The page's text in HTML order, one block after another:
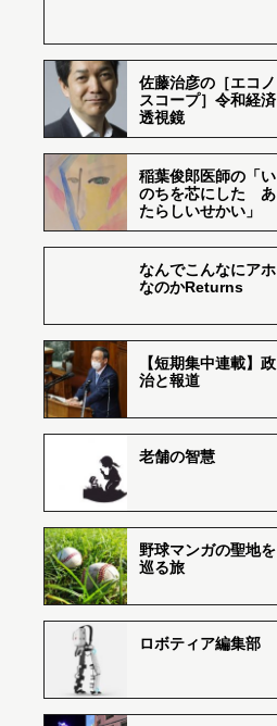
佐藤治彦の［エコノ
スコープ］令和経済
透視鏡
稲葉俊郎医師の「い
のちを芯にした あ
たらしいせかい」
なんでこんなにアホ
なのかReturns
【短期集中連載】政
治と報道
老舗の智慧
野球マンガの聖地を
巡る旅
ロボティア編集部